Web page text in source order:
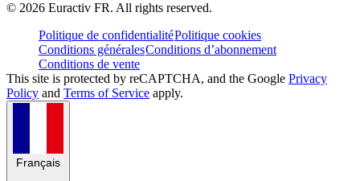
© 2026 Euractiv FR. All rights reserved.
Politique de confidentialitéPolitique cookies
Conditions généralesConditions d’abonnement
Conditions de vente
This site is protected by reCAPTCHA, and the Google Privacy
Policy and Terms of Service apply.
Français